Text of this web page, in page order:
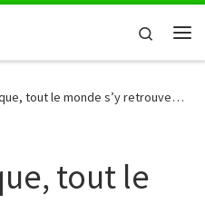
Search
tout le monde s’y retrouve…
tout le